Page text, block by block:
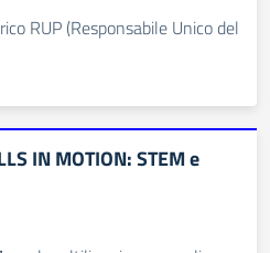
RUP (Responsabile Unico del
IN MOTION: STEM e